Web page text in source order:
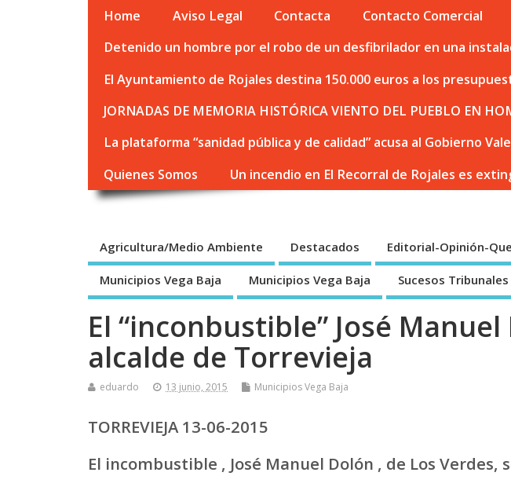
Home Aviso Legal Contacta
Contacto Comercial
Detenido un hombre por el robo de un desfibrilador en una
El Ayuntamiento de Rojales destina 150.000 euros a los
JORNADAS DE MEMORIA HISTÓRICA VIENTO DEL PUEBLO EN
La plataforma “sanidad pública y de calidad” acusa al Gobierno
Quienes Somos
Un incendio en El Recorral de Rojales es
Agricultura/Medio Ambiente Destacados Editorial-Opinión-
Municipios Vega Baja Municipios Vega Baja Sucesos Tribunales
El “inconbustible” José
alcalde de Torrevieja
eduardo 13 junio, 2015 Municipios Vega Baja
TORREVIEJA 13-06-2015
El incombustible , José Manuel Dolón , de Los Verdes,